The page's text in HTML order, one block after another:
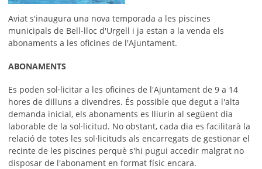
Aviat s'inaugura una nova temporada a les piscines
municipals de Bell-lloc d'Urgell i ja estan a la venda els
abonaments a les oficines de l'Ajuntament.
ABONAMENTS
Es poden sol·licitar a les oficines de l'Ajuntament de 9 a 14
hores de dilluns a divendres. És possible que degut a l'alta
demanda inicial, els abonaments es lliurin al següent dia
laborable de la sol·licitud. No obstant, cada dia es facilitarà la
relació de totes les sol·licituds als encarregats de gestionar el
recinte de les piscines perquè s'hi pugui accedir malgrat no
disposar de l'abonament en format físic encara.